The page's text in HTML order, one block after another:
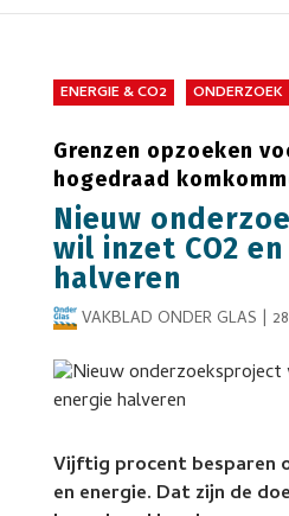
ENERGIE & CO2 ONDERZOEK
Grenzen opzoeken
hogedraad
Nieuw
wil inzet CO2
halveren
VAKBLAD ONDER GLAS |
Vijftig procent besparen
en energie. Dat zijn de